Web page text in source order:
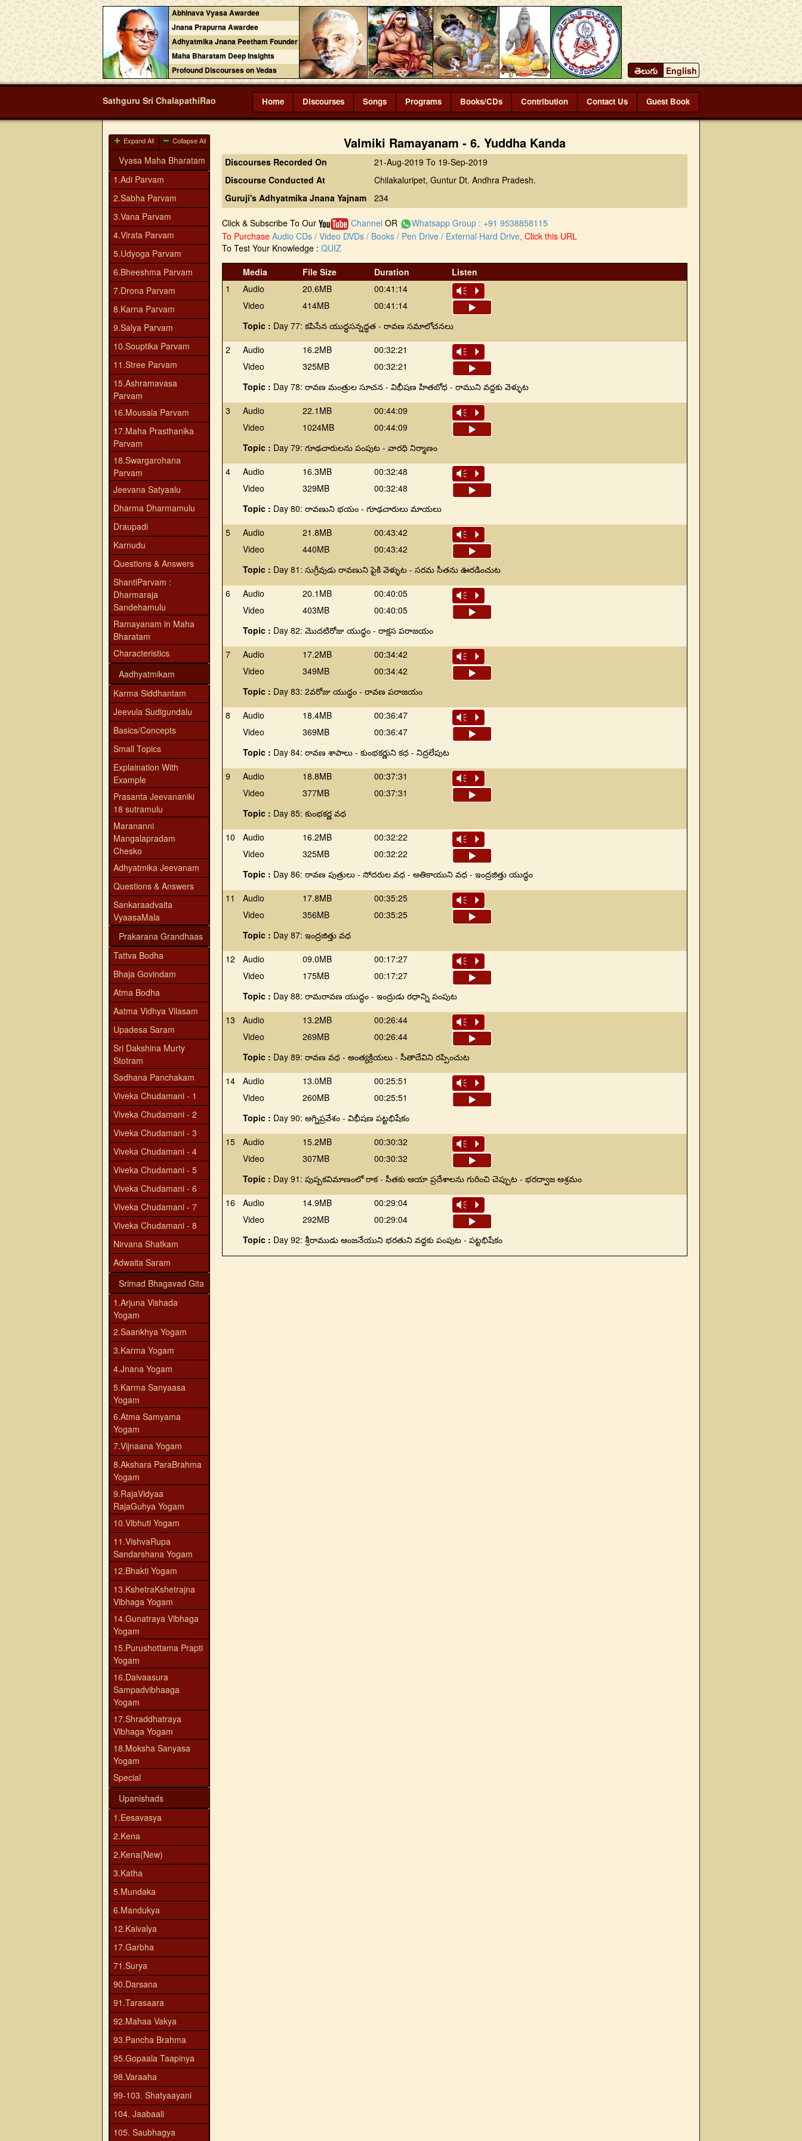
Abhinava Vyasa Awardee
Jnana Prapurna Awardee
Adhyatmika Jnana Peetham Founder
Maha Bharatam Deep Insights
Profound Discourses on Vedas
తెలుగు English
Sathguru Sri ChalapathiRao Home Discourses Songs Programs Books/CDs Contribution Contact Us Guest Book
Expand All Collapse All
Vyasa Maha Bharatam
1.Adi Parvam
2.Sabha Parvam
3.Vana Parvam
4.Virata Parvam
5.Udyoga Parvam
6.Bheeshma Parvam
7.Drona Parvam
8.Karna Parvam
9.Salya Parvam
10.Souptika Parvam
11.Stree Parvam
15.Ashramavasa
Parvam
16.Mousala Parvam
17.Maha Prasthanika
Parvam
18.Swargarohana
Parvam
Jeevana Satyaalu
Dharma Dharmamulu
Draupadi
Karnudu
Questions & Answers
ShantiParvam :
Dharmaraja
Sandehamulu
Ramayanam in Maha
Bharatam
Characteristics
Aadhyatmikam
Karma Siddhantam
Jeevula Sudigundalu
Basics/Concepts
Small Topics
Explaination With
Example
Prasanta Jeevananiki
18 sutramulu
Marananni
Mangalapradam
Chesko
Adhyatmika Jeevanam
Questions & Answers
Sankaraadvaita
VyaasaMala
Prakarana Grandhaas
Tattva Bodha
Bhaja Govindam
Atma Bodha
Aatma Vidhya Vilasam
Upadesa Saram
Sri Dakshina Murty
Stotram
Sadhana Panchakam
Viveka Chudamani - 1
Viveka Chudamani - 2
Viveka Chudamani - 3
Viveka Chudamani - 4
Viveka Chudamani - 5
Viveka Chudamani - 6
Viveka Chudamani - 7
Viveka Chudamani - 8
Nirvana Shatkam
Adwaita Saram
Srimad Bhagavad Gita
1.Arjuna Vishada
Yogam
2.Saankhya Yogam
3.Karma Yogam
4.Jnana Yogam
5.Karma Sanyaasa
Yogam
6.Atma Samyama
Yogam
7.Vijnaana Yogam
8.Akshara ParaBrahma
Yogam
9.RajaVidyaa
RajaGuhya Yogam
10.Vibhuti Yogam
11.VishvaRupa
Sandarshana Yogam
12.Bhakti Yogam
13.KshetraKshetrajna
Vibhaga Yogam
14.Gunatraya Vibhaga
Yogam
15.Purushottama Prapti
Yogam
16.Daivaasura
Sampadvibhaaga
Yogam
17.Shraddhatraya
Vibhaga Yogam
18.Moksha Sanyasa
Yogam
Special
Upanishads
1.Eesavasya
2.Kena
2.Kena(New)
3.Katha
5.Mundaka
6.Mandukya
12.Kaivalya
17.Garbha
71.Surya
90.Darsana
91.Tarasaara
92.Mahaa Vakya
93.Pancha Brahma
95.Gopaala Taapinya
98.Varaaha
99-103. Shatyaayani
104. Jaabaali
105. Saubhagya
Valmiki Ramayanam - 6. Yuddha Kanda
Discourses Recorded On
21-Aug-2019 To 19-Sep-2019
Discourse Conducted At
Chilakaluripet, Guntur Dt. Andhra Pradesh.
Guruji's Adhyatmika Jnana Yajnam
234
Click & Subscribe To Our Channel OR
Whatsapp Group : +91 9538858115
To Purchase Audio CDs / Video DVDs / Books / Pen Drive / External Hard Drive, Click this URL
To Test Your Knowledge : QUIZ
Media
File Size Duration
Listen
1
Audio
Video
20.6MB
414MB
00:41:14
00:41:14
Vm P
Topic : Day 77: కపిసేన యుద్ధసన్నద్ధత - రావణ సమాలోచనలు
2
Audio
Video
16.2MB
325MB
00:32:21
00:32:21
Vm P
Topic : Day 78: రావణ మంత్రుల సూచన - విభీషణ హితబోధ - రాముని వద్దకు వెళ్ళుట
3
Audio
Video
22.1MB
1024MB
00:44:09
00:44:09
Vm P
Topic : Day 79: గూఢచారులను పంపుట - వారధి నిర్మాణం
4
Audio
Video
16.3MB
329MB
00:32:48
00:32:48
Vm P
Topic : Day 80: రావణుని భయం - గూఢచారులు మాయలు
5
Audio
Video
21.8MB
440MB
00:43:42
00:43:42
Vm P
Topic : Day 81: సుగ్రీవుడు రావణుని పైకి వెళ్ళుట - సరమ సీతను ఊరడించుట
6
Audio
Video
20.1MB
403MB
00:40:05
00:40:05
Vm P
Topic : Day 82: మొదటిరోజు యుద్ధం - రాక్షస పరాజయం
7
Audio
Video
17.2MB
349MB
00:34:42
00:34:42
Vm P
Topic : Day 83: 2వరోజు యుద్ధం - రావణ పరాజయం
8
Audio
Video
18.4MB
369MB
00:36:47
00:36:47
Vm P
Topic : Day 84: రావణ శాపాలు - కుంభకర్ణుని కధ - నిద్రలేపుట
9
Audio
Video
18.8MB
377MB
00:37:31
00:37:31
Vm P
Topic : Day 85: కుంభకర్ణ వధ
10
Audio
Video
16.2MB
325MB
00:32:22
00:32:22
Vm P
Topic : Day 86: రావణ పుత్రులు - సోదరుల వధ - అతికాయుని వధ - ఇంద్రజిత్తు యుద్ధం
11
Audio
Video
17.8MB
356MB
00:35:25
00:35:25
Vm P
Topic : Day 87: ఇంద్రజిత్తు వధ
12
Audio
Video
09.0MB
175MB
00:17:27
00:17:27
Vm P
Topic : Day 88: రామరావణ యుద్ధం - ఇంద్రుడు రధాన్ని పంపుట
13
Audio
Video
13.2MB
269MB
00:26:44
00:26:44
Vm P
Topic : Day 89: రావణ వధ - అంత్యక్రియలు - సీతాదేవిని రప్పించుట
14
Audio
Video
13.0MB
260MB
00:25:51
00:25:51
Vm P
Topic : Day 90: అగ్నిప్రవేశం - విభీషణ పట్టభిషేకం
15
Audio
Video
15.2MB
307MB
00:30:32
00:30:32
Vm P
Topic : Day 91: పుష్పకవిమాణంలో రాక - సీతకు ఆయా ప్రదేశాలను గురించి చెప్పుట - భరద్వాజ ఆశ్రమం
16
Audio
Video
14.9MB
292MB
00:29:04
00:29:04
Vm P
Topic : Day 92: శ్రీరాముడు ఆంజనేయుని భరతుని వద్దకు పంపుట - పట్టభిషేకం